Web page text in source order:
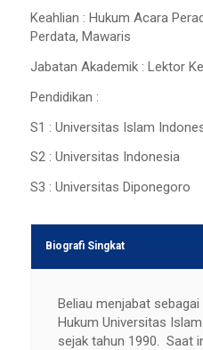
Keahlian : Hukum Acara
Perdata, Mawaris
Jabatan Akademik : Lektor
Pendidikan :
S1 : Universitas Islam
S2 : Universitas Indonesia
S3 : Universitas Diponegoro
Biografi Singkat
Beliau menjabat
Hukum Universitas
sejak tahun 1990. Saat